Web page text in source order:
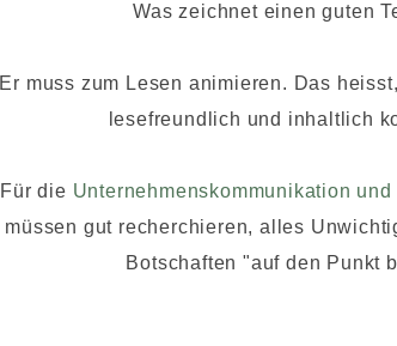
Was zeichnet einen guten
Er muss zum Lesen animieren. Das
lesefreundlich und inhaltlich
Für die Unternehmenskommunikation und
müssen gut recherchieren, alles
Botschaften "auf den Punkt